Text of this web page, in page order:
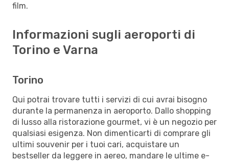
film.
Informazioni sugli aeroporti di
Torino e Varna
Torino
Qui potrai trovare tutti i servizi di cui avrai bisogno
durante la permanenza in aeroporto. Dallo shopping
di lusso alla ristorazione gourmet, vi è un negozio per
qualsiasi esigenza. Non dimenticarti di comprare gli
ultimi souvenir per i tuoi cari, acquistare un
bestseller da leggere in aereo, mandare le ultime e-